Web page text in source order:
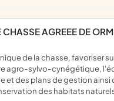
AGREEE DE
agro-sylvo-cynégétique,
et des plans de gestion
des habitats